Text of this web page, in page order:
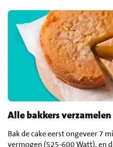
Alle bakkers verzamelen
Bak de cake eerst ongeveer 7
vermogen (525-600 Watt), en